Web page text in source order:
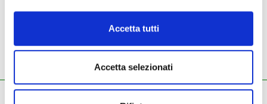
Accetta tutti
Accetta selezionati